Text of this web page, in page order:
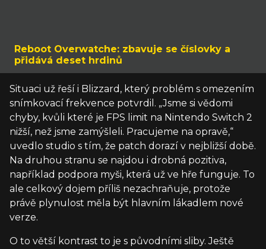
Reboot Overwatche: zbavuje se číslovky a
přidává deset hrdinů
Situaci už řeší i Blizzard, který problém s omezením
snímkovací frekvence potvrdil. „Jsme si vědomi
chyby, kvůli které je FPS limit na Nintendo Switch 2
nižší, než jsme zamýšleli. Pracujeme na opravě,“
uvedlo studio s tím, že patch dorazí v nejbližší době.
Na druhou stranu se najdou i drobná pozitiva,
například podpora myši, která už ve hře funguje. To
ale celkový dojem příliš nezachraňuje, protože
právě plynulost měla být hlavním lákadlem nové
verze.
O to větší kontrast to je s původními sliby. Ještě